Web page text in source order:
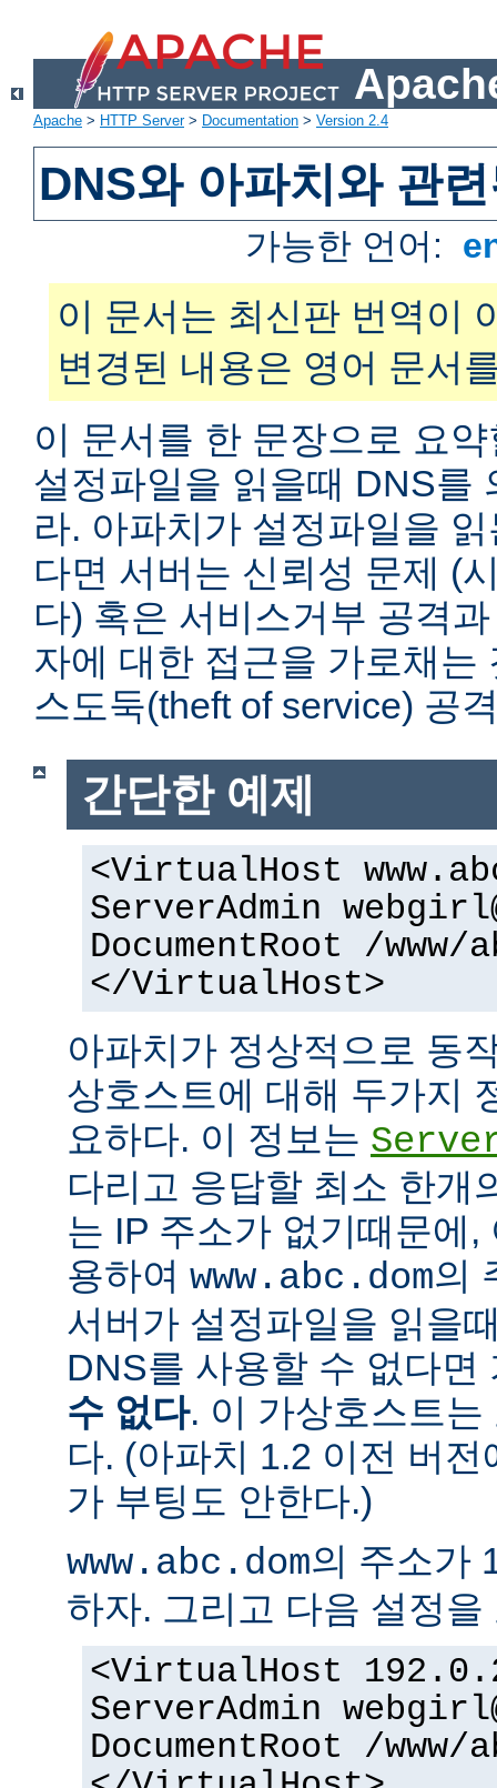
Apache > HTTP Server> Documentation > Version 2.4
DNS와 아파치와 관
가능한 언어:
이 문서는 최신판 번역이
변경된 내용은 영어 문서
이 문서를 한 문장으로 요
설정파일을 읽을때 DNS를
라. 아파치가 설정파일을
다면 서버는 신뢰성 문제 (
다) 혹은 서비스거부 공격
자에 대한 접근을 가로채는
스도둑(theft of service) 공
간단한 예제
<VirtualHost
ServerAdmin
DocumentRoot /www/
</VirtualHost>
아파치가 정상적으로 동
상호스트에 대해 두가지
요하다. 이 정보는
다리고 응답할 최소 한개
는 IP 주소가 없기때문에
용하여 www.abc.dom의
서버가 설정파일을 읽을
DNS를 사용할 수 없다
수 없다. 이 가상호스트
다. (아파치 1.2 이전 버
가 부팅도 안한다.)
www.abc.dom의 주소가
하자. 그리고 다음 설정을
<VirtualHost
ServerAdmin
DocumentRoot /www/